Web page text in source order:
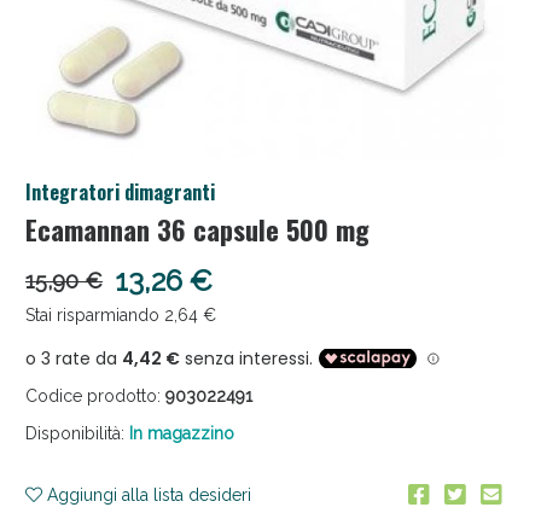
Integratori dimagranti
Ecamannan 36 capsule 500 mg
15,90 € 13,26 €
Stai risparmiando 2,64 €
Codice prodotto: 903022491
Disponibilità: In magazzino
Aggiungi alla lista desideri
Anticellulite e Fanghi: Sconto fino al 40% valido